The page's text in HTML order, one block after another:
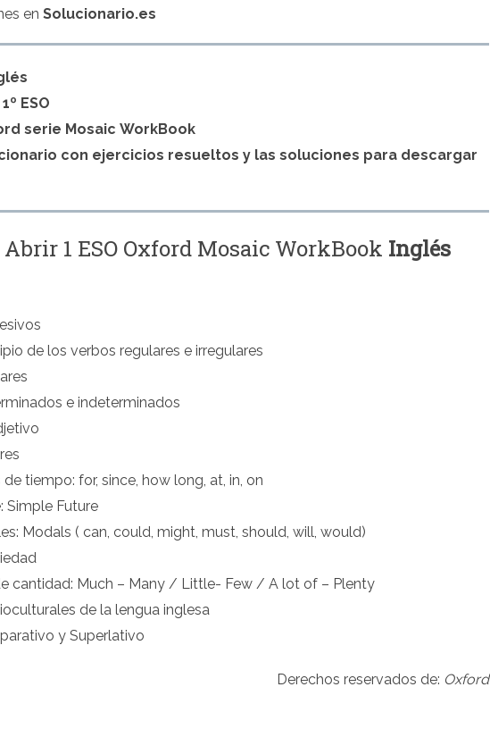
en Solucionario.es
1º ESO
serie Mosaic WorkBook
con ejercicios resueltos y las soluciones para descargar
Abrir 1 ESO Oxford Mosaic WorkBook Inglés
de los verbos regulares e irregulares
e indeterminados
tiempo: for, since, how long, at, in, on
Simple Future
Modals ( can, could, might, must, should, will, would)
cantidad: Much – Many / Little- Few / A lot of – Plenty
de la lengua inglesa
y Superlativo
Derechos reservados de: Oxford